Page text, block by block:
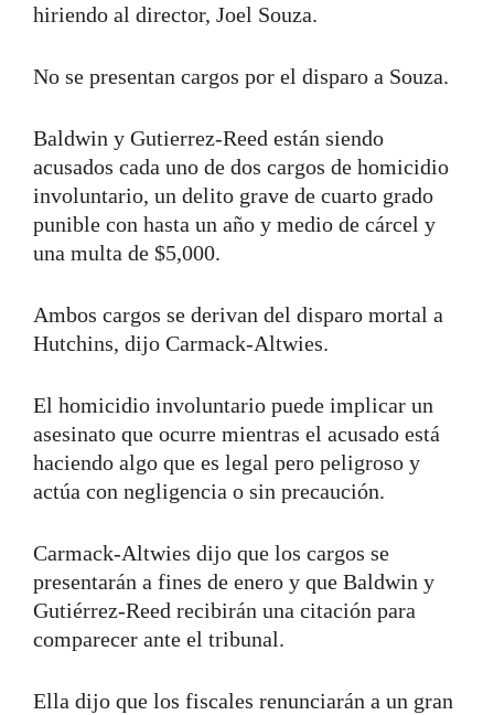
hiriendo al director, Joel Souza.
No se presentan cargos por el disparo a Souza.
Baldwin y Gutierrez-Reed están siendo
acusados cada uno de dos cargos de homicidio
involuntario, un delito grave de cuarto grado
punible con hasta un año y medio de cárcel y
una multa de $5,000.
Ambos cargos se derivan del disparo mortal a
Hutchins, dijo Carmack-Altwies.
El homicidio involuntario puede implicar un
asesinato que ocurre mientras el acusado está
haciendo algo que es legal pero peligroso y
actúa con negligencia o sin precaución.
Carmack-Altwies dijo que los cargos se
presentarán a fines de enero y que Baldwin y
Gutiérrez-Reed recibirán una citación para
comparecer ante el tribunal.
Ella dijo que los fiscales renunciarán a un gran